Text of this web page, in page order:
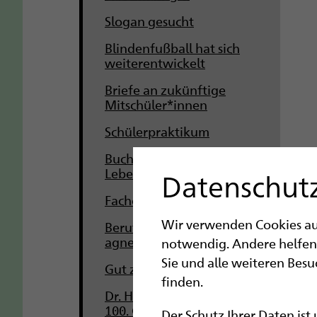
Slogan gesucht
Blindenfußball hat sich
weiterentwickelt
Briefe an zukünftige
Mitschüler*innen
Schülerpraktikum
Buchtipp: Behindertes
Leben
Fachoberschule Gesundheit
Berufliche Teilhabe:
agnes@work
Gut zu wissen
Dr. Hans-Eugen Schulze zum
100. Geburtstag
Wir verwenden Cookies
notwendig. Andere
Sie und alle weiteren
finden.